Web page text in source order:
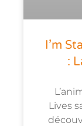
I’m
:
Lives